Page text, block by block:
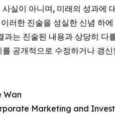
사실이 아니며, 미래의 성과에
러한 진술을 성실한 신념 하
과는 진술된 내용과 상당히 다
를 공개적으로 수정하거나 갱
Wan
Marketing and